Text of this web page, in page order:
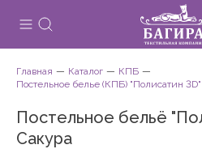
Главная Каталог
КПБ
Постельное белье (КПБ) "Полисатин 3D"
Постельное бельё
Сакура